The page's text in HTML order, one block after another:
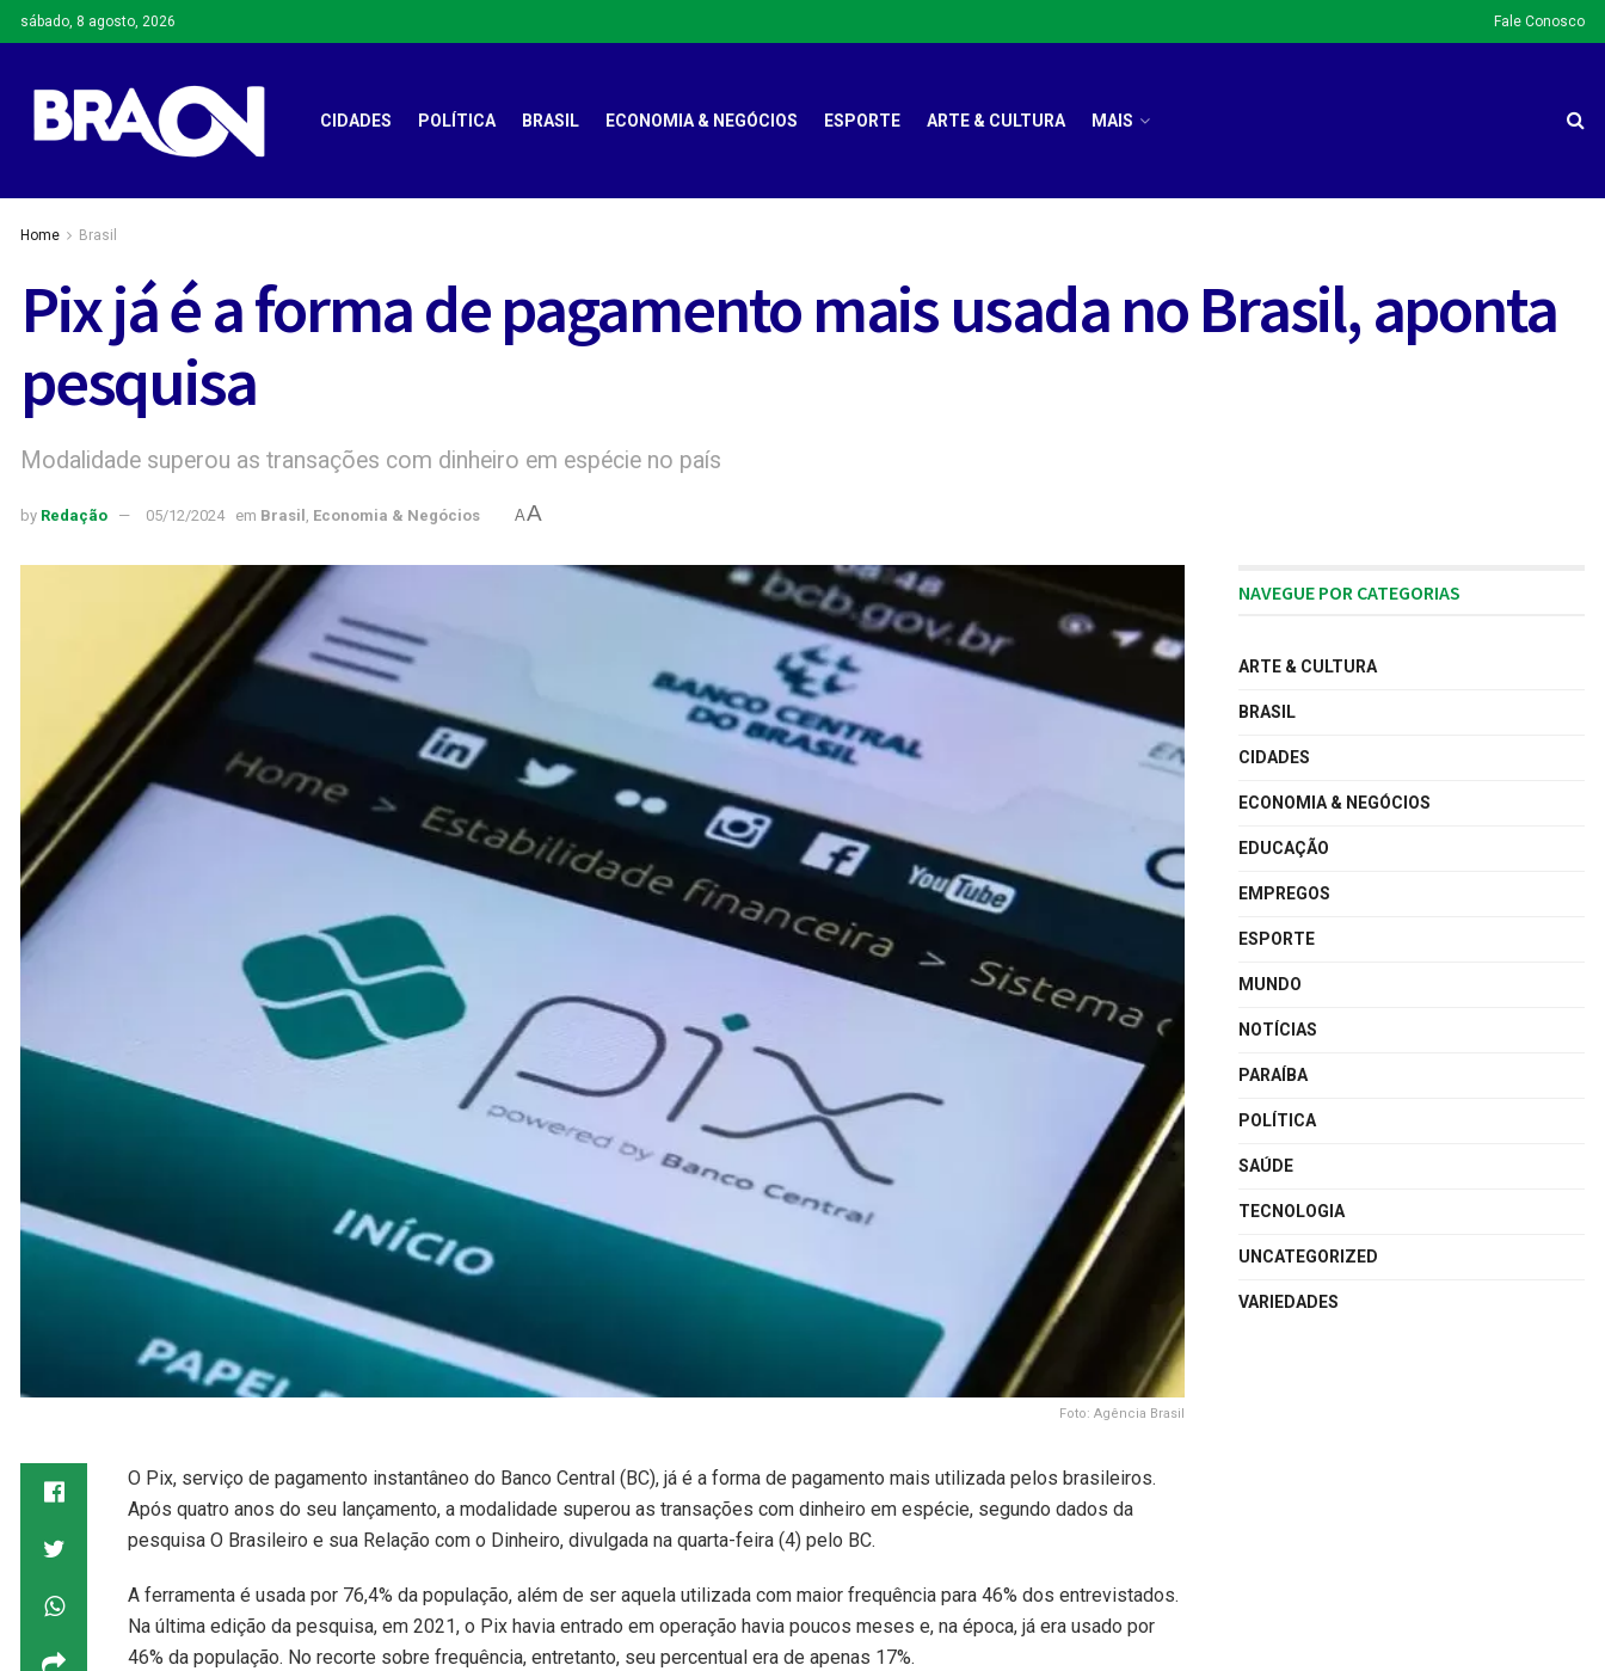
sábado, 8 agosto, 2026 Fale Conosco
CIDADES POLÍTICA BRASIL ECONOMIA & NEGÓCIOS ESPORTE ARTE & CULTURA MAIS
Home Brasil
Pix já é a forma de pagamento mais usada no Brasil, aponta
pesquisa
Modalidade superou as transações com dinheiro em espécie no país
by Redação 05/12/2024 em Brasil , Economia & Negócios AA
Foto: Agência Brasil
O Pix, serviço de pagamento instantâneo do Banco Central (BC), já é a forma de pagamento mais utilizada pelos brasileiros.
Após quatro anos do seu lançamento, a modalidade superou as transações com dinheiro em espécie, segundo dados da
pesquisa O Brasileiro e sua Relação com o Dinheiro, divulgada na quarta-feira (4) pelo BC.
A ferramenta é usada por 76,4% da população, além de ser aquela utilizada com maior frequência para 46% dos entrevistados.
Na última edição da pesquisa, em 2021, o Pix havia entrado em operação havia poucos meses e, na época, já era usado por
46% da população. No recorte sobre frequência, entretanto, seu percentual era de apenas 17%.
NAVEGUE POR CATEGORIAS
ARTE & CULTURA
BRASIL
CIDADES
ECONOMIA & NEGÓCIOS
EDUCAÇÃO
EMPREGOS
ESPORTE
MUNDO
NOTÍCIAS
PARAÍBA
POLÍTICA
SAÚDE
TECNOLOGIA
UNCATEGORIZED
VARIEDADES